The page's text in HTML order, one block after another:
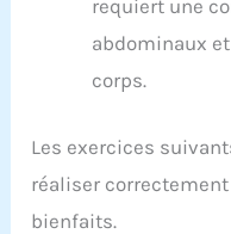
requiert une
abdominaux
corps.
Les exercices
réaliser
bienfaits.